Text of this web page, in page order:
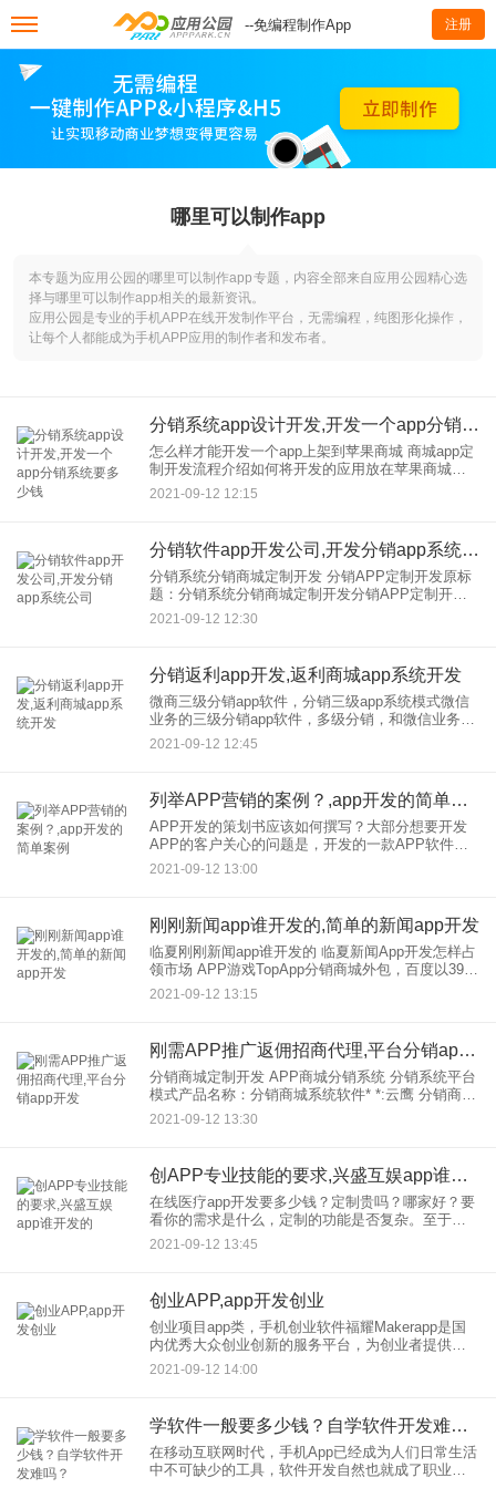
--免编程制作App 注册
哪里可以制作app
本专题为应用公园的哪里可以制作app专题，内容全部来自应用公园精心选
择与哪里可以制作app相关的最新资讯。
应用公园是专业的手机APP在线开发制作平台，无需编程，纯图形化操作，
让每个人都能成为手机APP应用的制作者和发布者。
分销系统app设计开发,开发一个app分销系统要多少钱
怎么样才能开发一个app上架到苹果商城 商城app定
制开发流程介绍如何将开发的应用放在苹果商城上
如何使用开发商城App？商城APP定制开发流程介绍
如何使用开发商城App？商城APP
2021-09-12 12:15
分销软件app开发公司,开发分销app系统公司
分销系统分销商城定制开发 分销APP定制开发原标
题：分销系统分销商城定制开发分销APP定制开发
随着移动设备的普及， 随着互联网时代的到来，分
销APP分销软件已经成为人们的生活方式。分销
2021-09-12 12:30
分销返利app开发,返利商城app系统开发
微商三级分销app软件，分销三级app系统模式微信
业务的三级分销app软件，多级分销，和微信业务的
三级佣金新模式，粉丝的消费可以发展成分销商
家，让产品快速引爆市场，提高销售转化率，赢得*
2021-09-12 12:45
列举APP营销的案例？,app开发的简单案例
APP开发的策划书应该如何撰写？大部分想要开发
APP的客户关心的问题是，开发的一款APP软件需
要多少钱？然而开发公司在APP的功能没有搞清楚
之前，无法给出准确的报价。 因此，客户需要向开
2021-09-12 13:00
刚刚新闻app谁开发的,简单的新闻app开发
临夏刚刚新闻app谁开发的 临夏新闻App开发怎样占
领市场 APP游戏TopApp分销商城外包，百度以39%
排名靠前 app外包，今日，北京大学商场与媒体研究
中心发布5月《移动分发商场研究陈述》(
2021-09-12 13:15
刚需APP推广返佣招商代理,平台分销app开发
分销商城定制开发 APP商城分销系统 分销系统平台
模式产品名称：分销商城系统软件* *:云鹰 分销商城
定制开发| APP商城分销系统|分销系统平台模式 分
销系统平台，分销系统，分销商城，
2021-09-12 13:30
创APP专业技能的要求,兴盛互娱app谁开发的
在线医疗app开发要多少钱？定制贵吗？哪家好？要
看你的需求是什么，定制的功能是否复杂。至于是
否需要20万元，作为开发，的专业公司，需要看你
的需求，分析后给你答案。总的来说，价格是20，
2021-09-12 13:45
创业APP,app开发创业
创业项目app类，手机创业软件福耀Makerapp是国
内优秀大众创业创新的服务平台，为创业者提供创
业融资、创业培训等产品和服务，累计服务数百万
创业者，通过线上线下形式比较比较全面向创业者
2021-09-12 14:00
学软件一般要多少钱？自学软件开发难吗？
在移动互联网时代，手机App已经成为人们日常生活
中不可缺少的工具，软件开发自然也就成了职业。